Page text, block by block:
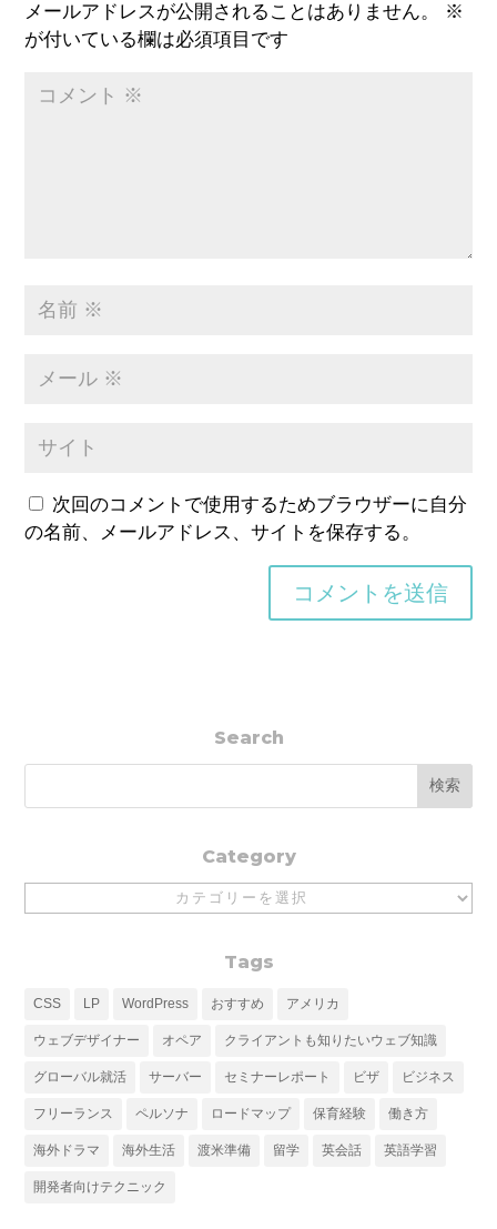
メールアドレスが公開されることはありません。
※
が付いている欄は必須項目です
次回のコメントで使用するためブラウザーに自分
の名前、メールアドレス、サイトを保存する。
Search
Category
Tags
CSS LP WordPress おすすめ アメリカ
ウェブデザイナー オペア クライアントも知りたいウェブ知識
グローバル就活 サーバー セミナーレポート ビザ ビジネス
フリーランス ペルソナ ロードマップ 保育経験 働き方
海外ドラマ 海外生活 渡米準備 留学 英会話 英語学習
開発者向けテクニック